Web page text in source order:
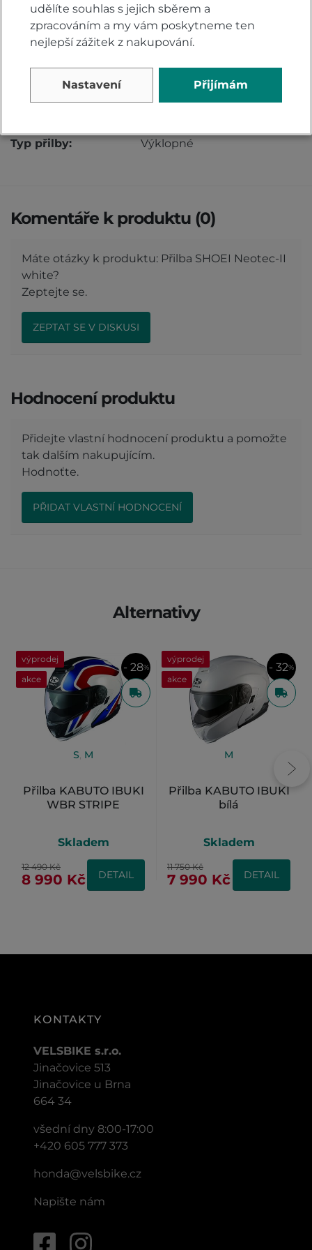
Nově designovaný vzduchový deflektor v oblasti
brady
Vlastnosti
Typ přilby:
Výklopné
Komentáře k produktu (0)
Máte otázky k produktu: Přilba SHOEI Neotec-II
white?
Zeptejte se.
ZEPTAT SE V DISKUSI
Hodnocení produktu
Přidejte vlastní hodnocení produktu a pomožte
tak dalším nakupujícím.
Hodnoťte.
PŘIDAT VLASTNÍ HODNOCENÍ
Alternativy
S, M
Přilba KABUTO IBUKI
WBR STRIPE
výprodej
akce
- 28%
Skladem
12 490 Kč
8 990 Kč DETAIL
M
Přilba KABUTO IBUKI
bílá
výprodej
akce
- 32%
Skladem
11 750 Kč
7 990 Kč DETAIL
KONTAKTY
VELSBIKE s.r.o.
Jinačovice 513
Jinačovice u Brna
664 34
všední dny 8:00-17:00
+420 605 777 373
honda@velsbike.cz
Napište nám
udělíte souhlas s jejich sběrem a
zpracováním a my vám poskytneme ten
nejlepší zážitek z nakupování.
Nastavení Přijímám